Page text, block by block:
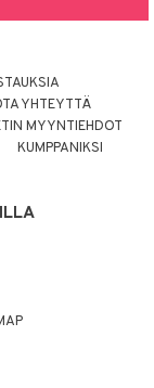
YHTEYTTÄ
MYYNTIEHDOT
KUMPPANIKSI